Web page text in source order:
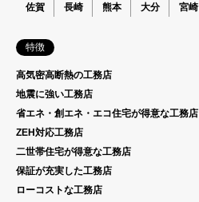
佐賀 長崎 熊本 大分 宮崎
特徴
高気密高断熱の工務店
地震に強い工務店
省エネ・創エネ・エコ住宅が得意な工務店
ZEH対応工務店
二世帯住宅が得意な工務店
保証が充実した工務店
ローコストな工務店